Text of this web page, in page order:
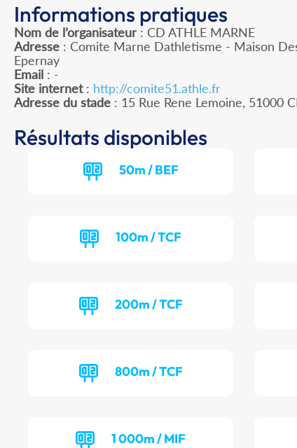
Informations pratiques
Nom de l’organisateur : CD ATHLE MARNE
Adresse : Comite Marne Dathletisme - Maison
Epernay
Email : -
Site internet: http://comite51.athle.fr
Adresse du stade : 15 Rue Rene Lemoine, 51000
Résultats disponibles
50m / BEF
100m / TCF
200m / TCF
800m / TCF
1 000m / MIF